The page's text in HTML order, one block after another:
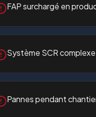
FAP surchargé en
Système SCR
Pannes pendant